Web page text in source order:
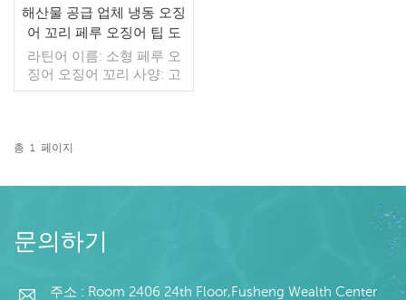
해산물 공급 업체 냉동 오징
어 꼬리 페루 오징어 팁 도
매
라틴어 이름: 소형 페루 오
징어 오징어 꼬리 사양: 고
객 사양 공정: 컷 글레이징:
춤형) 판매 모델: 도매/수출
너 / 40피트 컨테이너 지불:
후 20일 이내 원산지: 중국
브랜드: 푸 완 항
총 1 페이지
문의하기
주소 : Room 2406 24th Floor,Fusheng Wealth Center